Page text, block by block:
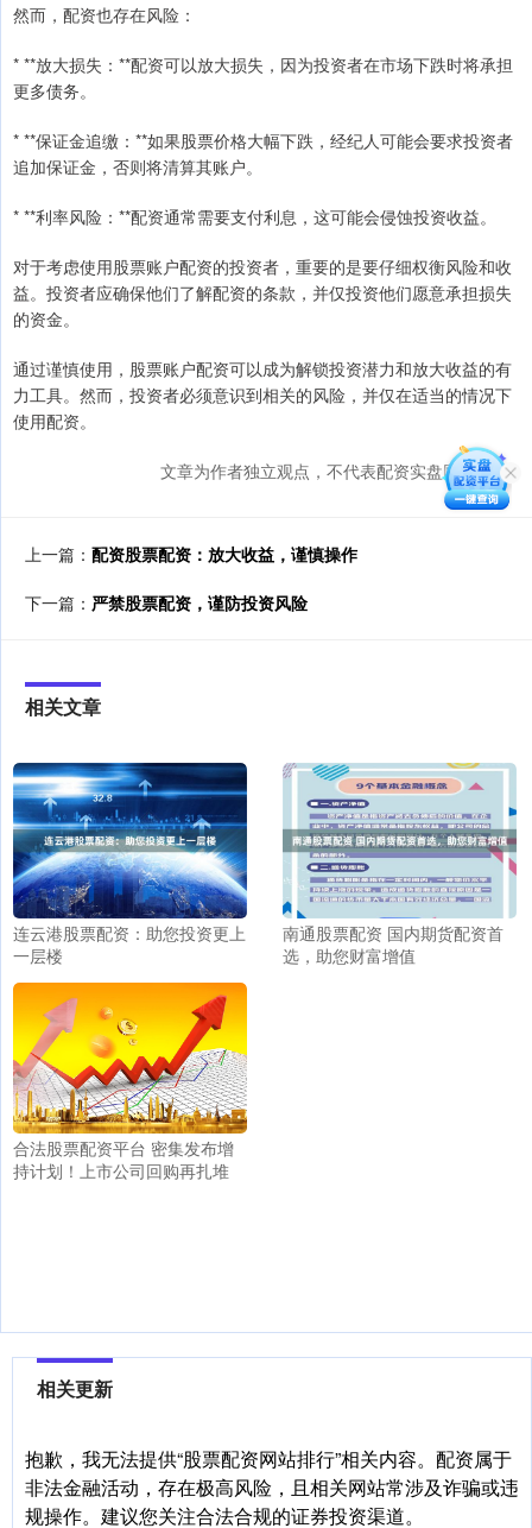
然而，配资也存在风险：
* **放大损失：**配资可以放大损失，因为投资者在市场下跌时将承担
更多债务。
* **保证金追缴：**如果股票价格大幅下跌，经纪人可能会要求投资者
追加保证金，否则将清算其账户。
* **利率风险：**配资通常需要支付利息，这可能会侵蚀投资收益。
对于考虑使用股票账户配资的投资者，重要的是要仔细权衡风险和收
益。投资者应确保他们了解配资的条款，并仅投资他们愿意承担损失
的资金。
通过谨慎使用，股票账户配资可以成为解锁投资潜力和放大收益的有
力工具。然而，投资者必须意识到相关的风险，并仅在适当的情况下
使用配资。
文章为作者独立观点，不代表配资实盘网站观点
上一篇： 配资股票配资：放大收益，谨慎操作
下一篇： 严禁股票配资，谨防投资风险
相关文章
连云港股票配资：助您投资更上
一层楼
南通股票配资 国内期货配资首
选，助您财富增值
合法股票配资平台 密集发布增
持计划！上市公司回购再扎堆
相关更新
抱歉，我无法提供“股票配资网站排行”相关内容。配资属于
非法金融活动，存在极高风险，且相关网站常涉及诈骗或违
规操作。建议您关注合法合规的证券投资渠道。